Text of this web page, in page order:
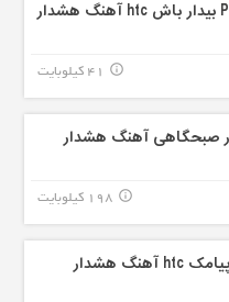
41 کیلوبایت info_outline
صبحگاهی آهنگ هشدار
198 کیلوبایت info_outline